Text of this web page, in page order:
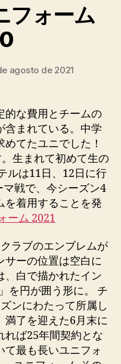
フォーム
agosto de 2021
的な費用とチームの
含まれている。中学
てたユニでした！
生まれて初めて生の
ルは11日、12日に行
戦で、今シーズン4
を着用することを発
ーム 2021
ラブのエンブレムが
サーの位置は空白に
、白で描かれたイン
を円が囲う形に。 チ
ンにわたって所属し
満了を迎えた6月末に
れば25年間契約とな
て最も長いユニフォ